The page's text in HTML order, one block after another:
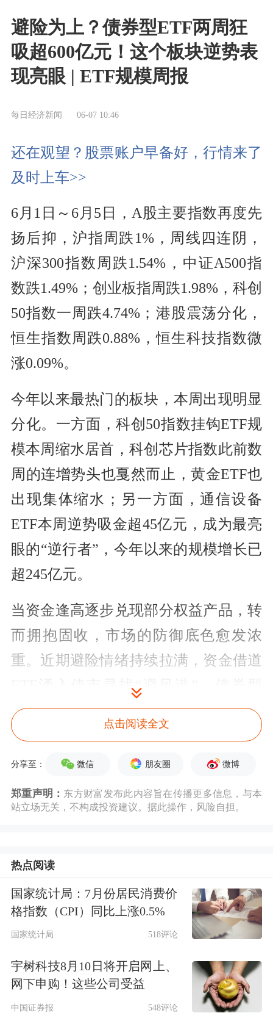
避险为上？债券型ETF两周狂
吸超600亿元！这个板块逆势表
现亮眼 | ETF规模周报
每日经济新闻 06-07 10:46
还在观望？股票账户早备好，行情来了
及时上车>>
6月1日～6月5日，A股主要指数再度先
扬后抑，沪指周跌1%，周线四连阴，
沪深300指数周跌1.54%，中证A500指
数跌1.49%；创业板指周跌1.98%，科创
50指数一周跌4.74%；港股震荡分化，
恒生指数周跌0.88%，恒生科技指数微
涨0.09%。
今年以来最热门的板块，本周出现明显
分化。一方面，科创50指数挂钩ETF规
模本周缩水居首，科创芯片指数此前数
周的连增势头也戛然而止，黄金ETF也
出现集体缩水；另一方面，通信设备
ETF本周逆势吸金超45亿元，成为最亮
眼的“逆行者”，今年以来的规模增长已
超245亿元。
当资金逢高逐步兑现部分权益产品，转
而拥抱固收，市场的防御底色愈发浓
重。近期避险情绪持续拉满，资金借道
ETF涌入债市寻找“避风港”，债券型
ETF两周狂吸超600亿元，机构排位战
也随之生变。
债券型ETF近两周吸金超600亿元
本周固收类ETF再度扮演资金避风港角
出，全市场ETF规模本周缩水442.54亿
元，总规模跌至4.77万亿元。数量方
面，Wind数据显示，截至6月6日，本
ETF，剩余1只为跨境ETF；至此，上市
点击阅读全文
分享至： 微信 朋友圈 微博
郑重声明： 东方财富发布此内容旨在传播更多信息，与本
站立场无关，不构成投资建议。据此操作，风险自担。
热点阅读
国家统计局：7月份居民消费价
格指数（CPI）同比上涨0.5%
国家统计局 518评论
宇树科技8月10日将开启网上、
网下申购！这些公司受益
中国证券报 548评论